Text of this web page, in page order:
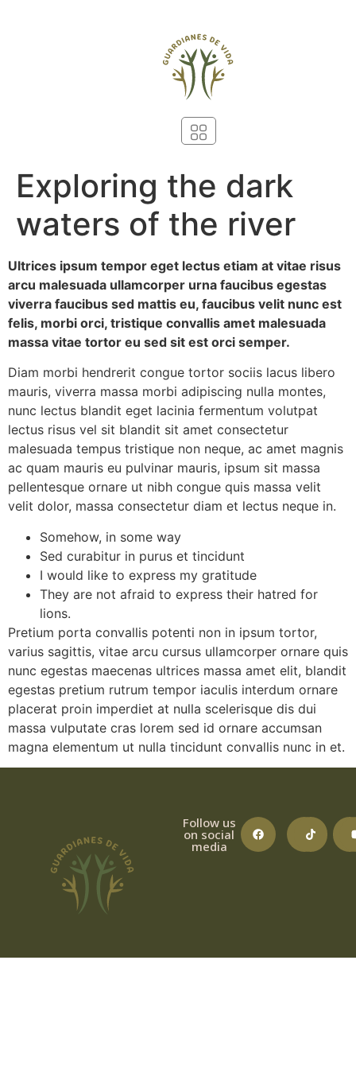
Exploring the dark
waters of the river
Ultrices ipsum tempor eget lectus etiam at vitae risus
arcu malesuada ullamcorper urna faucibus egestas
viverra faucibus sed mattis eu, faucibus velit nunc est
felis, morbi orci, tristique convallis amet malesuada
massa vitae tortor eu sed sit est orci semper.
Diam morbi hendrerit congue tortor sociis lacus libero
mauris, viverra massa morbi adipiscing nulla montes,
nunc lectus blandit eget lacinia fermentum volutpat
lectus risus vel sit blandit sit amet consectetur
malesuada tempus tristique non neque, ac amet magnis
ac quam mauris eu pulvinar mauris, ipsum sit massa
pellentesque ornare ut nibh congue quis massa velit
velit dolor, massa consectetur diam et lectus neque in.
Somehow, in some way
Sed curabitur in purus et tincidunt
I would like to express my gratitude
They are not afraid to express their hatred for
lions.
Pretium porta convallis potenti non in ipsum tortor,
varius sagittis, vitae arcu cursus ullamcorper ornare quis
nunc egestas maecenas ultrices massa amet elit, blandit
egestas pretium rutrum tempor iaculis interdum ornare
placerat proin imperdiet at nulla scelerisque dis dui
massa vulputate cras lorem sed id ornare accumsan
magna elementum ut nulla tincidunt convallis nunc in et.
Follow us
on social
media